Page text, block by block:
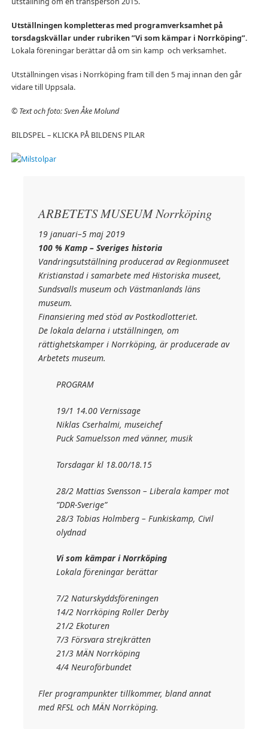
Utställningen kompletteras med programverksamhet på
torsdagskvällar under rubriken ”Vi som kämpar i Norrköping”.
Lokala föreningar berättar då om sin kamp och verksamhet.
Utställningen visas i Norrköping fram till den 5 maj innan den går
vidare till Uppsala.
© Text och foto: Sven Åke Molund
BILDSPEL – KLICKA PÅ BILDENS PILAR
ARBETETS MUSEUM Norrköping
19 januari–5 maj 2019
100 % Kamp – Sveriges historia
Vandringsutställning producerad av Regionmuseet
Kristianstad i samarbete med Historiska museet,
Sundsvalls museum och Västmanlands läns
museum.
Finansiering med stöd av Postkodlotteriet.
De lokala delarna i utställningen, om
rättighetskamper i Norrköping, är producerade av
Arbetets museum.
PROGRAM
19/1 14.00 Vernissage
Niklas Cserhalmi, museichef
Puck Samuelsson med vänner, musik
Torsdagar kl 18.00/18.15
28/2 Mattias Svensson – Liberala kamper mot
”DDR-Sverige”
28/3 Tobias Holmberg – Funkiskamp, Civil
olydnad
Vi som kämpar i Norrköping
Lokala föreningar berättar
7/2 Naturskyddsföreningen
14/2 Norrköping Roller Derby
21/2 Ekoturen
7/3 Försvara strejkrätten
21/3 MÄN Norrköping
4/4 Neuroförbundet
Fler programpunkter tillkommer, bland annat
med RFSL och MÄN Norrköping.